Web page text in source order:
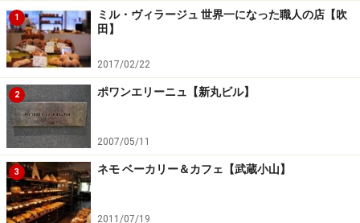
デーツといちじくの甘めのパン
セミハードの生地にデーツ（ナツメヤシ）とイチジクの
甘味が練り込まれていて、絶妙のバランス。乳製品と非
常によく合います。
1
ミル・ヴィラージュ 世界一になった職人の店【吹
田】
2017/02/22
2 ポワンエリーニュ【新丸ビル】
2007/05/11
3 ネモ ベーカリー＆カフェ【武蔵小山】
2011/07/19